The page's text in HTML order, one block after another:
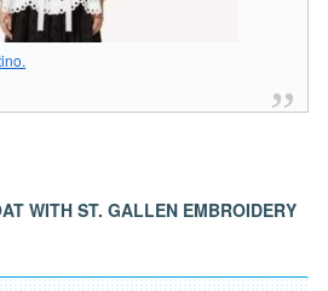
WITH ST. GALLEN EMBROIDERY